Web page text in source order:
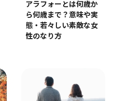
アラフォーとは何歳か
ら何歳まで？意味や実
態・若々しい素敵な女
性のなり方